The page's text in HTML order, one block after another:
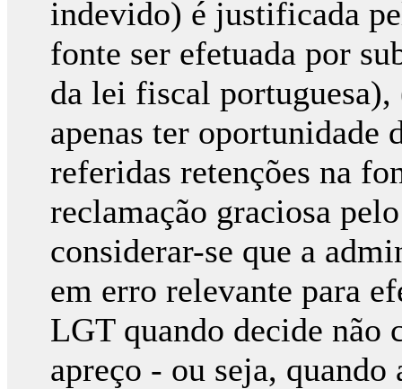
indevido) é justificada
fonte ser efetuada por
da lei fiscal
apenas ter oportunidade
referidas retenções na
reclamação graciosa
considerar-se que a
em erro relevante para
LGT quando decide
apreço - ou seja,